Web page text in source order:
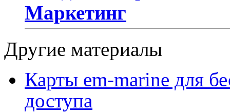
Маркетинг
Другие материалы
Карты em-marine для
доступа